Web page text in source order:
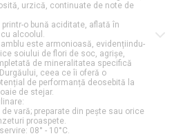
urzică, continuate de note de
o bună aciditate, aflată în
alcoolul.
este armonioasă, evidențiindu-
soiului de flori de soc, agrișe,
de mineralitatea specifică
ceea ce îi oferă o
de performanță deosebită la
de stejar.
vară; preparate din pește sau orice
proaspete.
08° - 10°C.